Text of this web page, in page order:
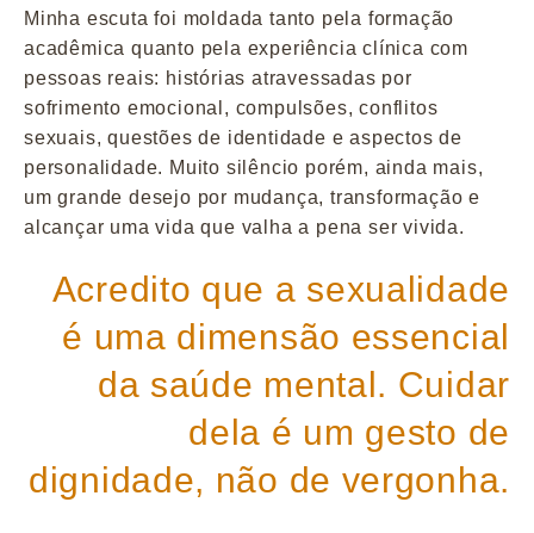
Minha escuta foi moldada tanto pela formação
acadêmica quanto pela experiência clínica com
pessoas reais: histórias atravessadas por
sofrimento emocional, compulsões, conflitos
sexuais, questões de identidade e aspectos de
personalidade. Muito silêncio porém, ainda mais,
um grande desejo por mudança, transformação e
alcançar uma vida que valha a pena ser vivida.
Acredito que a sexualidade
é uma dimensão essencial
da saúde mental. Cuidar
dela é um gesto de
dignidade, não de vergonha.